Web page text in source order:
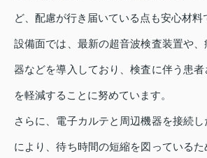
ど、配慮が行き届いている点も安心材料
設備面では、最新の超音波検査装置や
器などを導入しており、検査に伴う患
を軽減することに努めています。
さらに、電子カルテと周辺機器を接続
により、待ち時間の短縮を図っている